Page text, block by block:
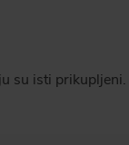
su isti prikupljeni.